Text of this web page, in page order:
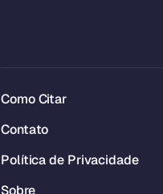
Como Citar
Contato
Política de Privacidade
Sobre